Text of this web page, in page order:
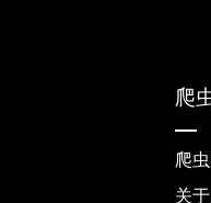
爬
爬
关